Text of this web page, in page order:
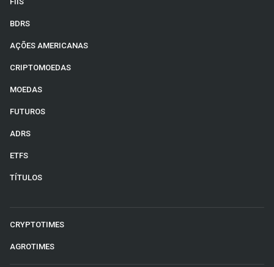
BDRS
AÇÕES AMERICANAS
CRIPTOMOEDAS
MOEDAS
FUTUROS
ADRS
ETFS
TÍTULOS
CRYPTOTIMES
AGROTIMES